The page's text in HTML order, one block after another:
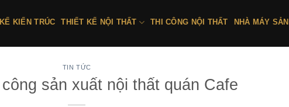
KIẾN TRÚC THIẾT KẾ NỘI THẤT THI CÔNG NỘI THẤT NHÀ MÁY
TIN TỨC
sản xuất nội thất quán Cafe